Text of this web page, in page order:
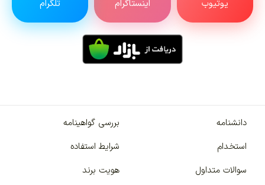
یوتیوب اینستاگرام تلگرام
دانشنامه
بررسی گواهینامه
استخدام
شرایط استفاده
سوالات متداول
هویت برند